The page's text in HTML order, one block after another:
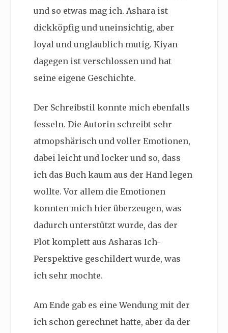
und so etwas mag ich. Ashara ist
dickköpfig und uneinsichtig, aber
loyal und unglaublich mutig. Kiyan
dagegen ist verschlossen und hat
seine eigene Geschichte.
Der Schreibstil konnte mich ebenfalls
fesseln. Die Autorin schreibt sehr
atmopshärisch und voller Emotionen,
dabei leicht und locker und so, dass
ich das Buch kaum aus der Hand legen
wollte. Vor allem die Emotionen
konnten mich hier überzeugen, was
dadurch unterstützt wurde, das der
Plot komplett aus Asharas Ich-
Perspektive geschildert wurde, was
ich sehr mochte.
Am Ende gab es eine Wendung mit der
ich schon gerechnet hatte, aber da der